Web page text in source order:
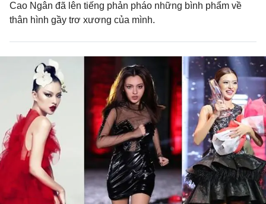
Cao Ngân đã lên tiếng phản pháo những bình phẩm về
thân hình gầy trơ xương của mình.